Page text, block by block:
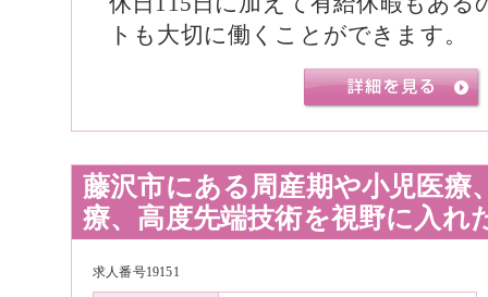
トも大切に働くことができます。
藤沢市にある周産期や小児医療
療、高度先端技術を視野に入れ
求人番号19151